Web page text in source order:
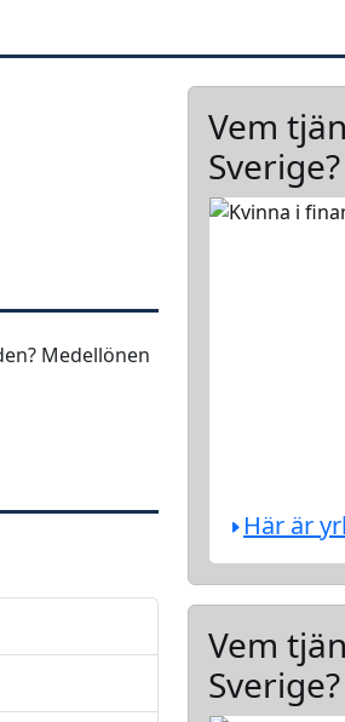
Medellönen
Vem
Sverige?
Här är
Vem
Sverige?